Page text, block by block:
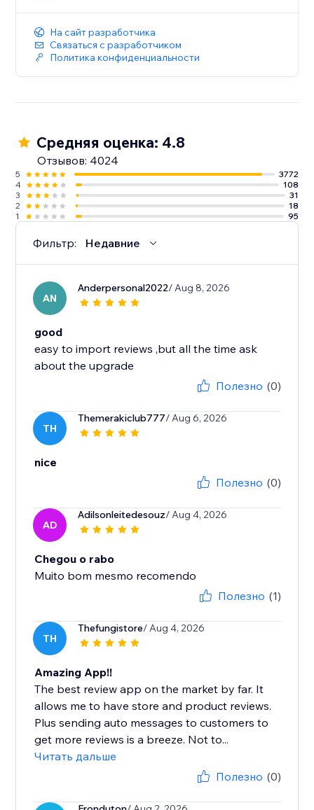
На сайт разработчика
Связаться с разработчиком
Политика конфиденциальности
Средняя оценка: 4.8
Отзывов: 4024
5
3772
4
108
3
31
2
18
1
95
Фильтр: Недавние
AN
Anderpersonal2022/ Aug 8, 2026
good
easy to import reviews ,but all the time ask
about the upgrade
Полезно (0)
TH
Themerakiclub777/ Aug 6, 2026
nice
Полезно (0)
AD
Adilsonleitedesouz/ Aug 4, 2026
Chegou o rabo
Muito bom mesmo recomendo
Полезно (1)
TH
Thefungistore/ Aug 4, 2026
Amazing App!!
The best review app on the market by far. It
allows me to have store and product reviews.
Plus sending auto messages to customers to
get more reviews is a breeze. Not to...
Читать дальше
Полезно (0)